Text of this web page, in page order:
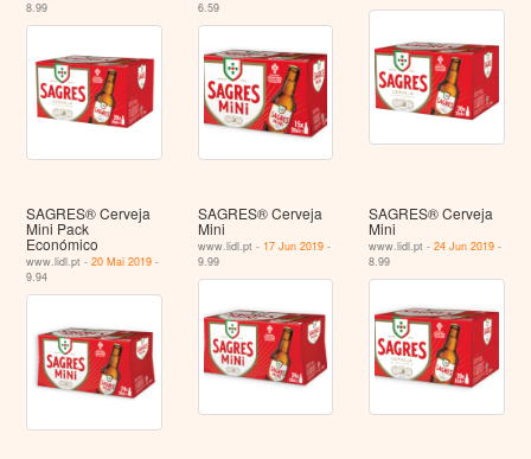
8.99
6.59
SAGRES® Cerveja
Mini Pack
Económico
www.lidl.pt -20 Mai 2019 -
9.94
SAGRES® Cerveja
Mini
www.lidl.pt - 17 Jun 2019-
9.99
SAGRES® Cerveja
Mini
www.lidl.pt -24 Jun 2019 -
8.99